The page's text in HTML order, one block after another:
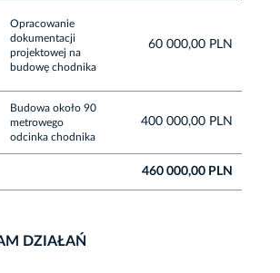
Opracowanie
dokumentacji
projektowej na
budowę chodnika
60 000,00 PLN
Budowa około 90
metrowego
odcinka chodnika
400 000,00 PLN
460 000,00 PLN
DZIAŁAŃ